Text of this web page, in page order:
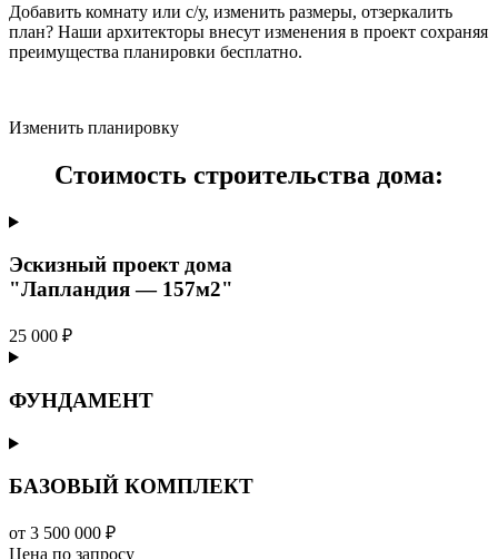
Добавить комнату или с/у, изменить размеры, отзеркалить
план? Наши архитекторы внесут изменения в проект сохраняя
преимущества планировки бесплатно.
Изменить планировку
Стоимость строительства дома:
Эскизный проект дома
"Лапландия — 157м2"
25 000 ₽
ФУНДАМЕНТ
БАЗОВЫЙ КОМПЛЕКТ
от 3 500 000 ₽
Цена по запросу